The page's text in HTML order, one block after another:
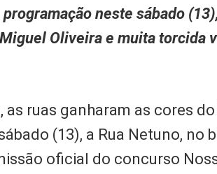
neste sábado
Oliveira e muita torcida
ruas ganharam as cores
(13), a Rua Netuno, no
oficial do concurso